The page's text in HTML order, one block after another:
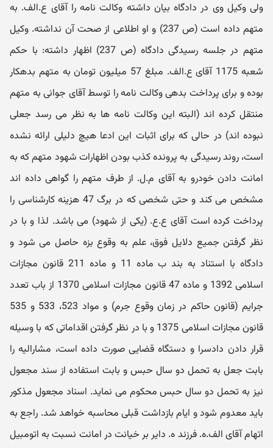
ولی وکیل وی در دادگاه بیان داشته وکالت نامه را آقای ع.الف. به
متهم داده است (ص 237) و او اطلاعی از صحت آن نداشته. وکیل
متهم در جلسه رسیدگی دادگاه (ص 237) اظهار داشته: با حکم
شعبه 1175 آقای ع.الف. مبلغ 57 میلیون تومان به متهم بدهکار
بوده و برای پرداخت بدهی وکالت نامه را توسط آقای جوانی به متهم
منتقل کرده اند (البته این وکالت نامه ها به نظر می رسد جعلی
نبوده اند) در حالی که برای اثبات این ادعا هیچ دلیلی ارائه نشده
است، روند رسیدگی به پرونده کذب بودن اظهارات شهود متهم که به
امانت دادن خودرو به آقای م.ل. از طرف متهم را گواهی داده اند
مشخص می کند و حتی شخصی که در برگ 47 هزینه کارشناسی را
پرداخت کرده است آقای ع.ع. (یکی از شهود) می باشد. لذا و با در
نظر گرفتن جمیع دلایل فوق، علم به وقوع بزه حاصل می شود و
دادگاه با استناد به بند ب ماده 11 و ماده 211 قانون مجازات
اسلامی 1392 و ماده 47 قانون مجازات اسلامی 1370 از باب تعدد
جرایم (قانون حاکم در زمان وقوع جرم) و مواد 523، 533 و 535
قانون مجازات اسلامی 1375 و با در نظر گرفتن اقداماتی که با وسیله
قرار دادن دادسرا و دستگاه قضایی صورت داده است، مشارالیه را
بابت جعل به تحمل دو سال حبس و بابت استفاده از سند مجعول
نیز به تحمل دو سال حبس محکوم می نماید. اسناد مجعول مذکور
باید معدوم شود و ایام بازداشت قبلی محاسبه خواهد شد. راجع به
اتهام آقای الف.ه. فرزند ه. دایر بر خیانت در امانت نسبت به اتومبیل